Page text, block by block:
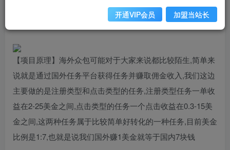
611 85
【项目原理】海外众包可能对于大家来说都比较陌生,简单来
说就是通过国外任务平台获得任务并赚取佣金收入,我们这边
主要做的是注册类型和点击类型的任务,注册类型任务一单收
益在2-25美金之间,点击类型的任务一个点击收益在0.3-15美
金之间,这两种任务属于比较简单好转化的一种任务,目前美金
比例是1:7,也就是说我们国外赚1美金就等于国内7块钱
开通VIP会员 加盟当站长